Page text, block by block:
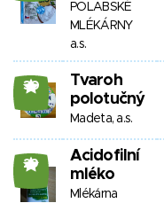
POLABSKÉ
MLÉKÁRNY
a.s.
30
Tvaroh
polotučný
Madeta, a.s.
29
Acidofilní
mléko
Mlékárna